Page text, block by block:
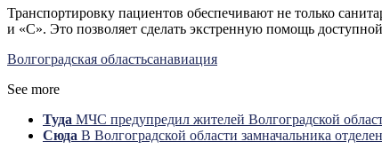
Транспортировку пациентов обеспечивают не только
и «С». Это позволяет сделать экстренную помощь
Волгоградская областьсанавиация
See more
Туда МЧС предупредил жителей Волгоградской
Сюда В Волгоградской области замначальника